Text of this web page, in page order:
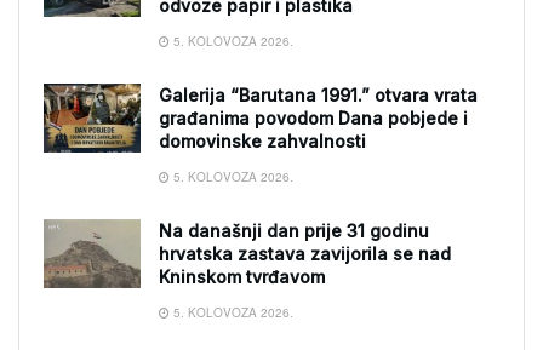
odvoze papir i plastika
5. KOLOVOZA 2026.
Galerija “Barutana 1991.” otvara vrata
građanima povodom Dana pobjede i
domovinske zahvalnosti
5. KOLOVOZA 2026.
Na današnji dan prije 31 godinu
hrvatska zastava zavijorila se nad
Kninskom tvrđavom
5. KOLOVOZA 2026.